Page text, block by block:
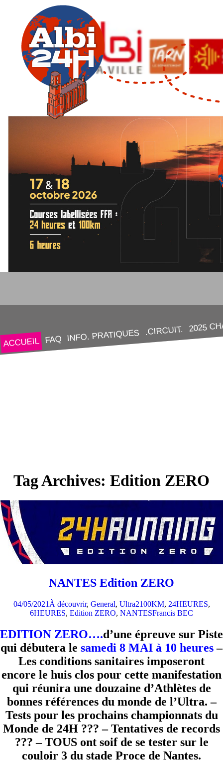
ACCUEIL FAQ INFO. PRATIQUES .CIRCUIT. 2025
Tag Archives: Edition ZERO
NANTES Edition ZERO
04/05/2021 À découvrir, General, Ultra2100KM, 24HEURES,
6HEURES, Edition ZERO, NANTESFrancis BEC
EDITION ZERO….d’une épreuve sur Piste
qui débutera le samedi 8 MAI à 10 heures–
Les conditions sanitaires imposeront
encore le huis clos pour cette manifestation
qui réunira une douzaine d’Athlètes de
bonnes références du monde de l’Ultra. –
Tests pour les prochains championnats du
Monde de 24H ??? – Tentatives de records
??? – TOUS ont soif de se tester sur le
couloir 3 du stade Proce de Nantes.